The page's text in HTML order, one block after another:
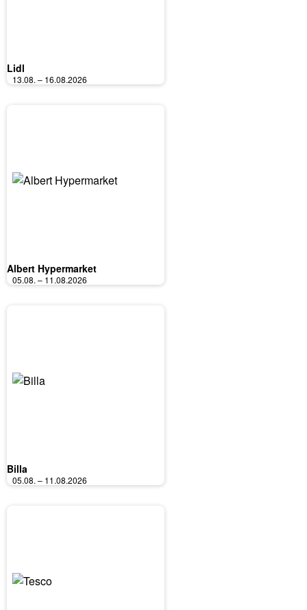
Lidl
13.08. – 16.08.2026
Albert Hypermarket
05.08. – 11.08.2026
Billa
05.08. – 11.08.2026